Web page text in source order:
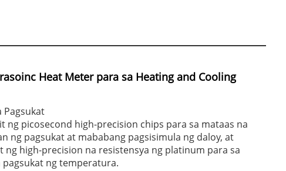
Heat Meter para sa Heating and Cooling
Pagsukat
ng picosecond high-precision chips para sa mataas na
ng pagsukat at mababang pagsisimula ng daloy, at
ng high-precision na resistensya ng platinum para sa
ng temperatura.